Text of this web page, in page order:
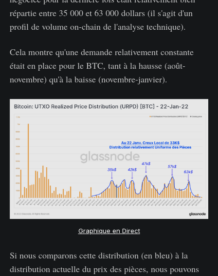
répartie entre 35 000 et 63 000 dollars (il s'agit d'un
profil de volume on-chain de l'analyse technique).
Cela montre qu'une demande relativement constante
était en place pour le BTC, tant à la hausse (août-
novembre) qu'à la baisse (novembre-janvier).
Graphique en Direct
Si nous comparons cette distribution (en bleu) à la
distribution actuelle du prix des pièces, nous pouvons